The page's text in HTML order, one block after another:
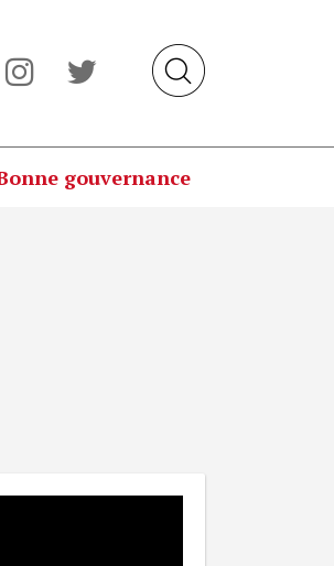
gouvernance